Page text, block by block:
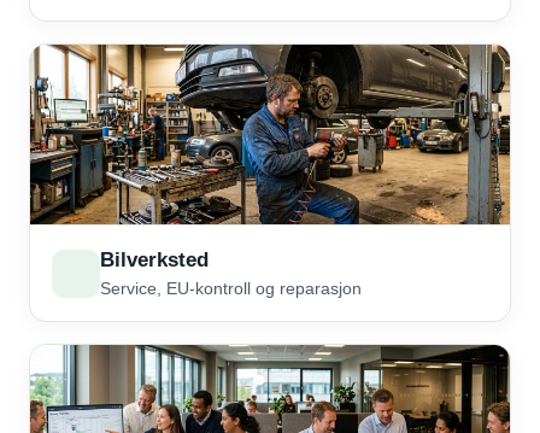
Bilverksted
Service, EU-kontroll og reparasjon